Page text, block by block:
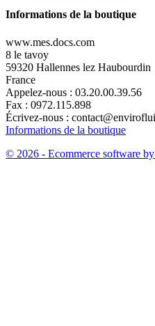
Informations de la boutique
www.mes.docs.com
8 le tavoy
59320 Hallennes lez Haubourdin
France
Appelez-nous : 03.20.00.39.56
Fax : 0972.115.898
Écrivez-nous :
Informations de la boutique
© 2026 - Ecommerce software